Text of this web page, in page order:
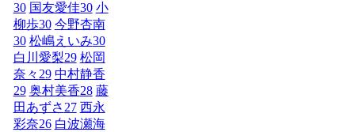
30 国友愛佳30 小
柳歩30 今野杏南
30 松嶋えいみ30
白川愛梨29 松岡
奈々29 中村静香
29 奥村美香28 藤
田あずさ27 西永
彩奈26 白波瀬海